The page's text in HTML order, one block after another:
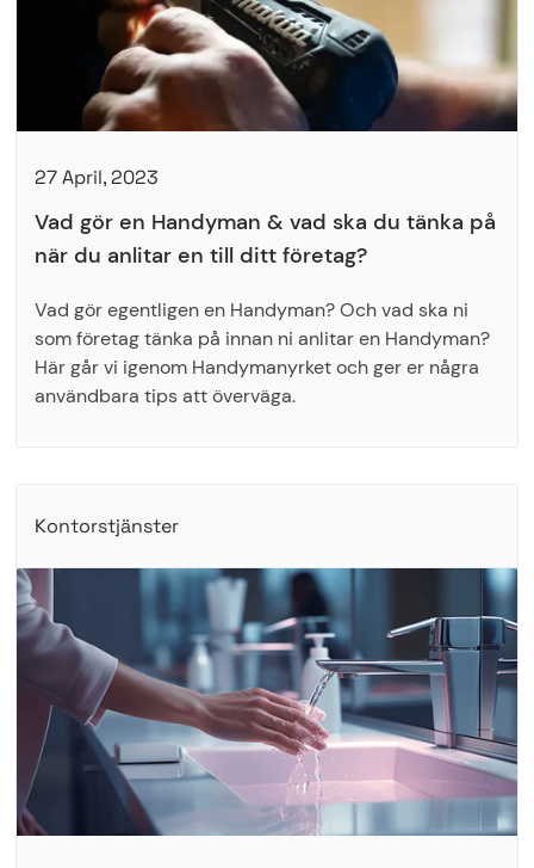
27 April, 2023
Vad gör en Handyman & vad ska du tänka på
när du anlitar en till ditt företag?
Vad gör egentligen en Handyman? Och vad ska ni
som företag tänka på innan ni anlitar en Handyman?
Här går vi igenom Handymanyrket och ger er några
användbara tips att överväga.
Kontorstjänster